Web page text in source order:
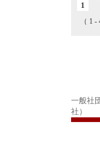
1
（ 1 -
一般社
社）